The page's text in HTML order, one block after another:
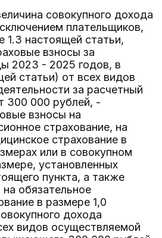
совокупного дохода
плательщиков,
1.3 настоящей статьи,
взносы за
2023 - 2025 годов, в
статьи) от всех видов
за расчетный
300 000 рублей, -
взносы на
страхование, на
страхование в
или в совокупном
установленных
пункта, а также
обязательное
в размере 1,0
дохода
видов осуществляемой